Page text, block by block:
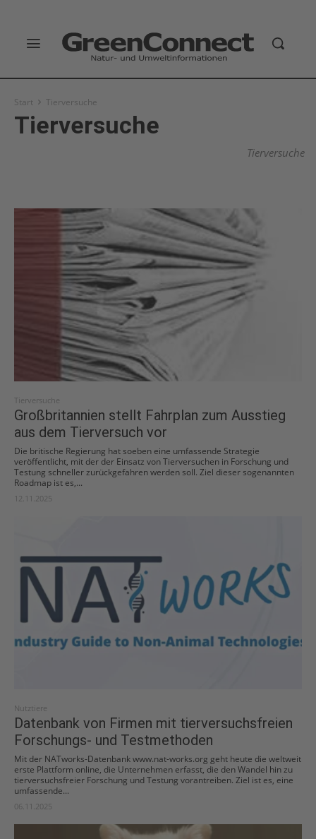
Start Tierversuche
Tierversuche
Tierversuche
Tierversuche
Großbritannien stellt Fahrplan zum Ausstieg
aus dem Tierversuch vor
Die britische Regierung hat soeben eine umfassende Strategie
veröffentlicht, mit der der Einsatz von Tierversuchen in Forschung und
Testung schneller zurückgefahren werden soll. Ziel dieser sogenannten
Roadmap ist es,...
12.11.2025
Nutztiere
Datenbank von Firmen mit tierversuchsfreien
Forschungs- und Testmethoden
Mit der NATworks-Datenbank www.nat-works.org geht heute die weltweit
erste Plattform online, die Unternehmen erfasst, die den Wandel hin zu
tierversuchsfreier Forschung und Testung vorantreiben. Ziel ist es, eine
umfassende...
06.11.2025